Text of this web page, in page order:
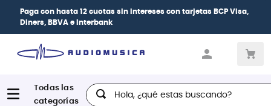
Paga con hasta 12 cuotas sin intereses con tarjetas BCP Visa,
Diners, BBVA e Interbank
Hola, ¿qué estas buscando?